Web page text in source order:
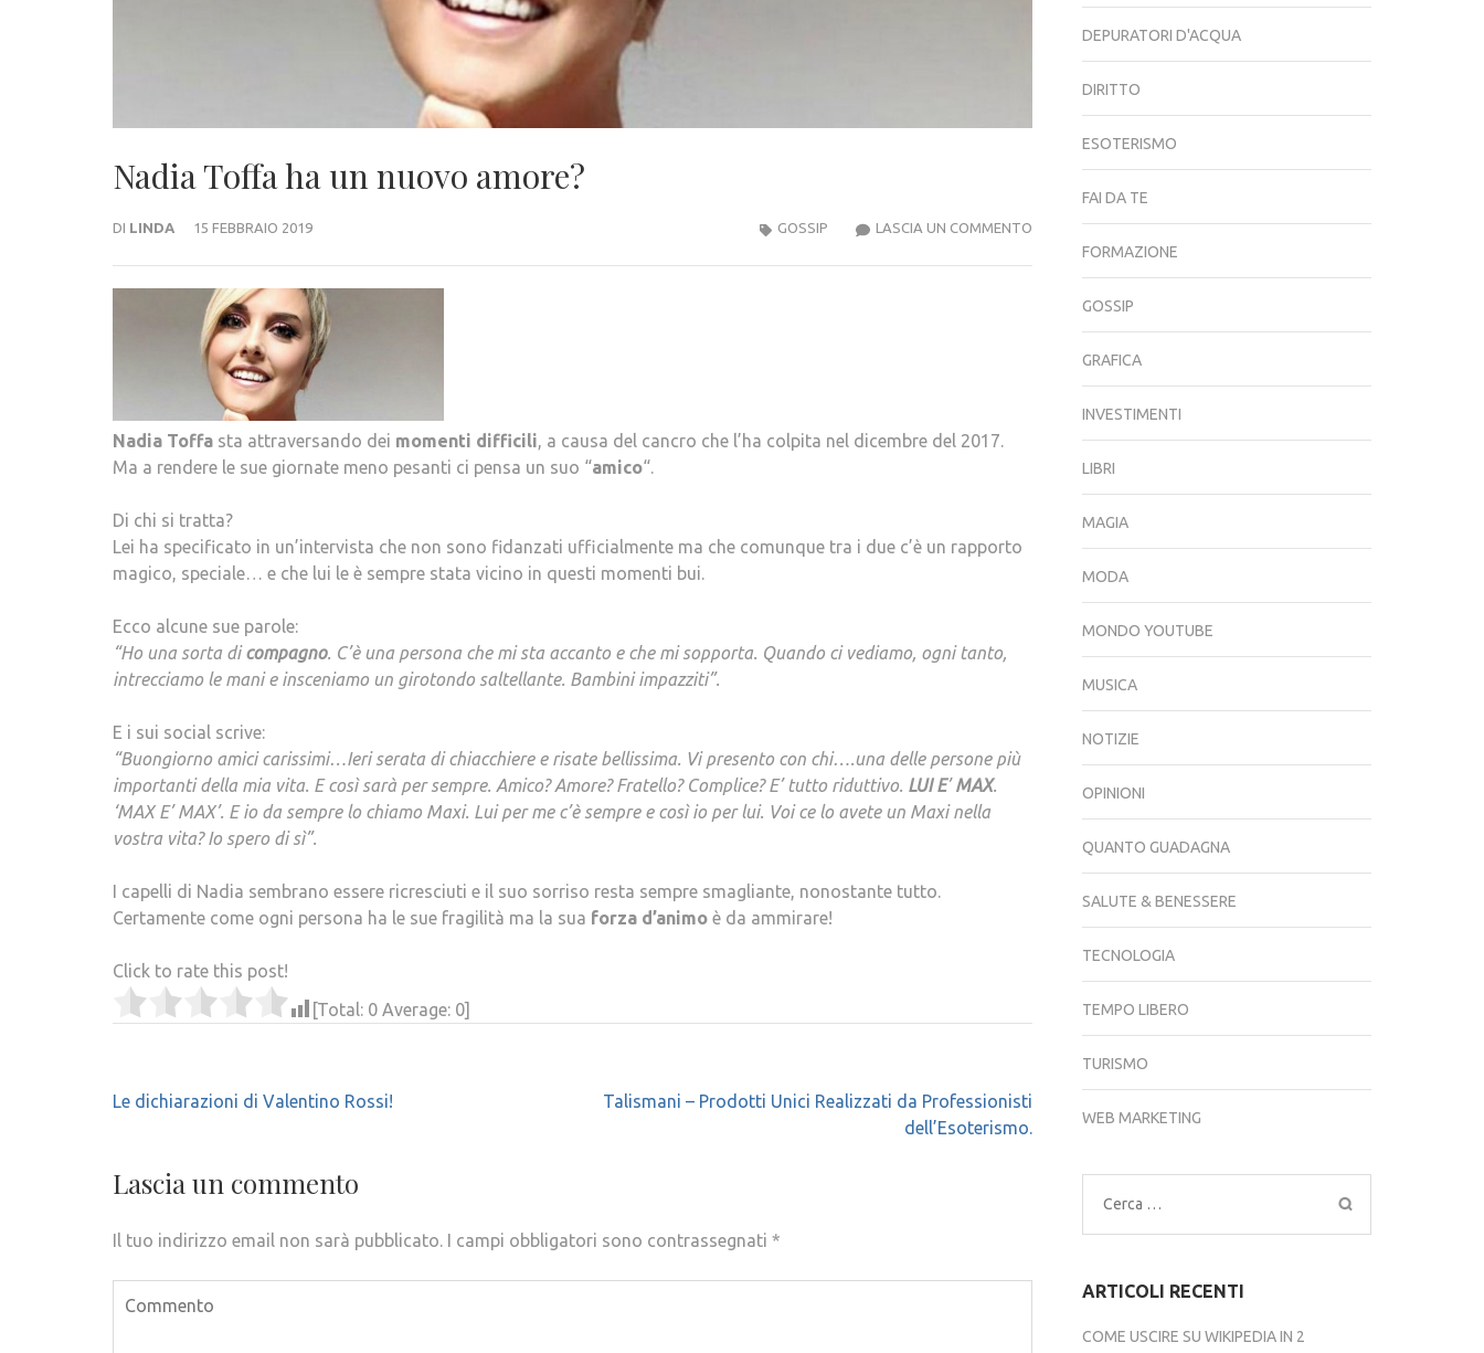
Nadia Toffa ha un nuovo amore?
DI LINDA 15 FEBBRAIO 2019 LASCIA UN COMMENTONADIA
NUOVO
AMORE?
GOSSIP
Nadia Toffa sta attraversando dei momenti difficili, a causa del cancro che l’ha colpita nel dicembre del 2017.
Ma a rendere le sue giornate meno pesanti ci pensa un suo “amico“.
Di chi si tratta?
Lei ha specificato in un’intervista che non sono fidanzati ufficialmente ma che comunque tra i due c’è un rapporto
magico, speciale… e che lui le è sempre stata vicino in questi momenti bui.
Ecco alcune sue parole:
“Ho una sorta dicompagno. C’è una persona che mi sta accanto e che mi sopporta. Quando ci vediamo, ogni tanto,
intrecciamo le mani e insceniamo un girotondo saltellante. Bambini impazziti”.
E i sui social scrive:
“Buongiorno amici carissimi…Ieri serata di chiacchiere e risate bellissima. Vi presento con chi….una delle persone più
importanti della mia vita. E così sarà per sempre. Amico? Amore? Fratello? Complice? E’ tutto riduttivo. LUI E’MAX.
‘MAX E’ MAX’. E io da sempre lo chiamo Maxi. Lui per me c’è sempre e così io per lui. Voi ce lo avete un Maxi nella
vostra vita? Io spero di sì”.
I capelli di Nadia sembrano essere ricresciuti e il suo sorriso resta sempre smagliante, nonostante tutto.
Certamente come ogni persona ha le sue fragilità ma la sua forza d’animo è da ammirare!
Click to rate this post!
[Total: 0 Average: 0]
Navigazione
Le dichiarazioni di Valentino Rossi!
Talismani – Prodotti Unici Realizzati da Professionisti
dell’Esoterismo.
Lascia un commento
Il tuo indirizzo email non sarà pubblicato. I campi obbligatori sono contrassegnati *
DEPURATORI D'ACQUA
DIRITTO
ESOTERISMO
FAI DA TE
FORMAZIONE
GOSSIP
GRAFICA
INVESTIMENTI
LIBRI
MAGIA
MODA
MONDO YOUTUBE
MUSICA
NOTIZIE
OPINIONI
QUANTO GUADAGNA
SALUTE & BENESSERE
TECNOLOGIA
TEMPO LIBERO
TURISMO
WEB MARKETING
Ricerca
per:
ARTICOLI RECENTI
COME USCIRE SU WIKIPEDIA IN 2